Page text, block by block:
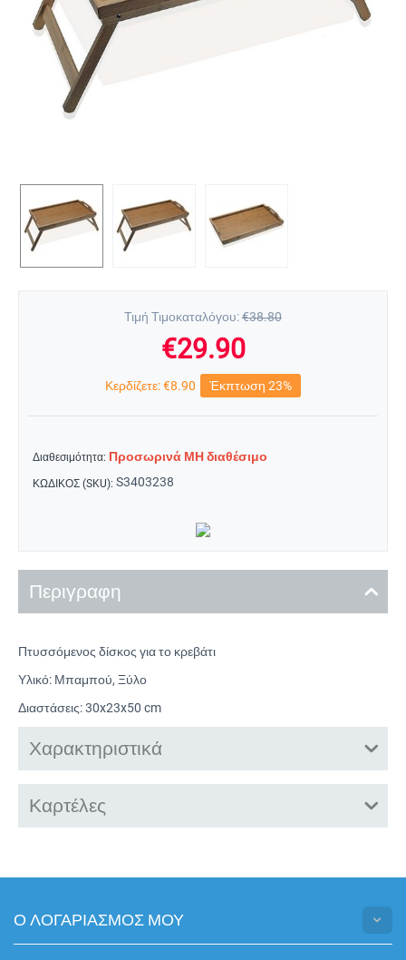
Τιμή Τιμοκαταλόγου:€38.80
€29.90
Κερδίζετε:€8.90 Έκπτωση 23%
Διαθεσιμότητα: Προσωρινά ΜΗ διαθέσιμο
ΚΩΔΙΚΟΣ (SKU): S3403238
Περιγραφη
Πτυσσόμενος δίσκος για το κρεβάτι
Υλικό: Μπαμπού, Ξύλο
Διαστάσεις: 30x23x50 cm
Χαρακτηριστικά
Καρτέλες
Ο ΛΟΓΑΡΙΑΣΜΟΣ ΜΟΥ